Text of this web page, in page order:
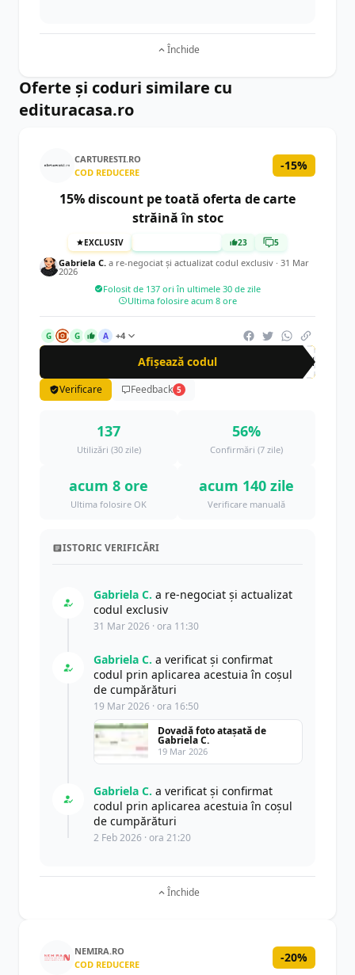
Închide
Oferte și coduri similare cu
edituracasa.ro
CARTURESTI.RO
COD REDUCERE
-15%
15% discount pe toată oferta de carte
străină în stoc
EXCLUSIV 23 5
Gabriela C. a re-negociat și actualizat codul exclusiv · 31 Mar
2026
Folosit de 137 ori în ultimele 30 de zile
Ultima folosire acum 8 ore
G G A +4
Afișează codul CRN
Verificare Feedback 5
137
Utilizări (30 zile)
56%
Confirmări (7 zile)
acum 8 ore
Ultima folosire OK
acum 140 zile
Verificare manuală
ISTORIC VERIFICĂRI
Gabriela C. a re-negociat și actualizat
codul exclusiv
31 Mar 2026 · ora 11:30
Gabriela C. a verificat și confirmat
codul prin aplicarea acestuia în coșul
de cumpărături
19 Mar 2026 · ora 16:50
Dovadă foto atașată de
Gabriela C.
19 Mar 2026
Gabriela C. a verificat și confirmat
codul prin aplicarea acestuia în coșul
de cumpărături
2 Feb 2026 · ora 21:20
Închide
NEMIRA.RO
COD REDUCERE
-20%